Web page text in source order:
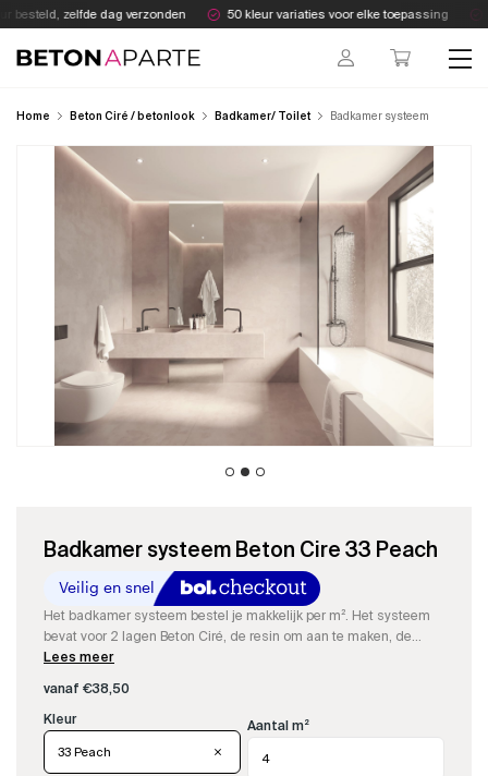
Skip
to
content
zelfde dag verzonden 50 kleur variaties voor elke toepassing
Beton Aparte
Home Beton Ciré / betonlook Badkamer/ Toilet Badkamer systeem
Badkamer systeem Beton Cire 33 Peach
Het badkamer systeem bestel je makkelijk per m². Het systeem
bevat voor 2 lagen Beton Ciré, de resin om aan te maken, de
kleurstof, impregneer en onze speciale matte PU-sealer.
Lees meer
vanaf €38,50
33 Peach
Aantal m²